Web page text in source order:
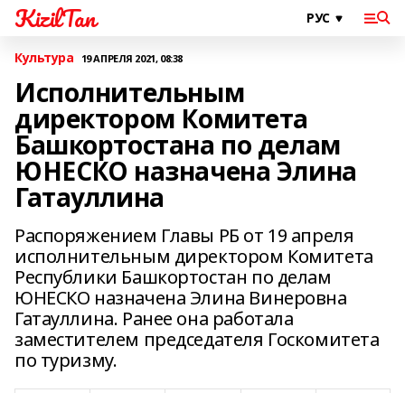
KizilTan
Культура 19 АПРЕЛЯ 2021, 08:38
Исполнительным
директором Комитета
Башкортостана по делам
ЮНЕСКО назначена Элина
Гатауллина
Распоряжением Главы РБ от 19 апреля
исполнительным директором Комитета
Республики Башкортостан по делам
ЮНЕСКО назначена Элина Винеровна
Гатауллина. Ранее она работала
заместителем председателя Госкомитета
по туризму.